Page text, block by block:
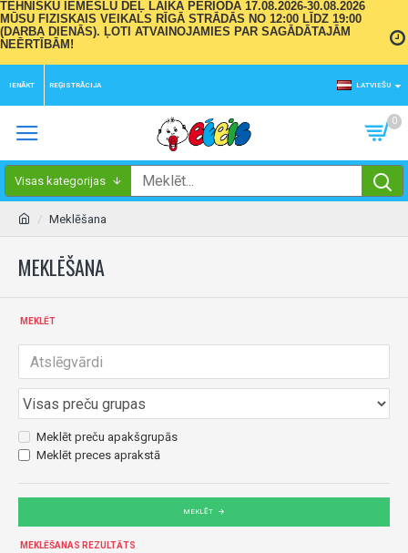
TEHNISKU IEMESLU DĒĻ LAIKA PERIODĀ 17.08.2026-30.08.2026
MŪSU FIZISKAIS VEIKALS RĪGĀ STRĀDĀS NO 12:00 LĪDZ 19:00
(DARBA DIENĀS). ĻOTI ATVAINOJAMIES PAR SAGĀDĀTAJĀM
NEĒRTĪBĀM!
IENĀKT REĢISTRĀCIJA LATVIEŠU
0
Visas kategorijas
Meklēšana
MEKLĒŠANA
MEKLĒT
Meklēt preču apakšgrupās
Meklēt preces aprakstā
MEKLĒT
MEKLĒŠANAS REZULTĀTS